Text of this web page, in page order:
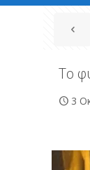
Το
3